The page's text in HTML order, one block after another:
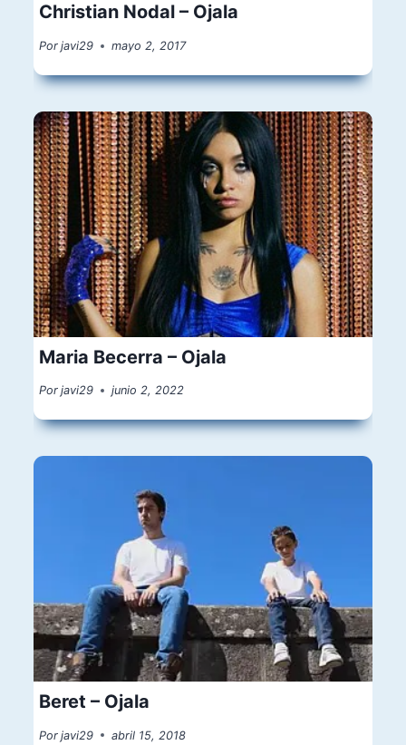
Christian Nodal – Ojala
Por javi29 mayo 2, 2017
Maria Becerra – Ojala
Por javi29 junio 2, 2022
Beret – Ojala
Por javi29 abril 15, 2018